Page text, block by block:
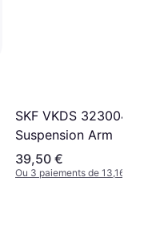
SKF VKDS 323004 B
Suspension Arm
39,50 €
Ou 3 paiements de 13,16 €